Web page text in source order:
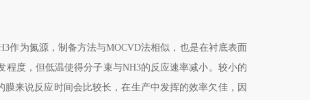
作为氮源，制备方法与MOCVD法相似，也是在衬底表面
程度，但低温使得分子束与NH3的反应速率减小。较小的
来说反应时间会比较长，在生产中发挥的效率欠佳，因